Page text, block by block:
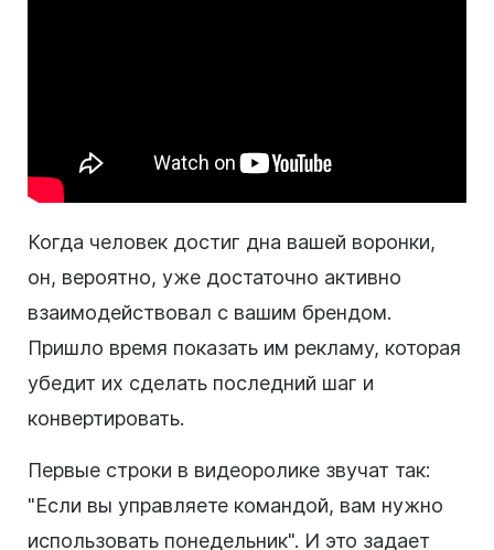
Когда человек достиг дна вашей воронки,
он, вероятно, уже достаточно активно
взаимодействовал с вашим брендом.
Пришло время показать им рекламу, которая
убедит их сделать последний шаг и
конвертировать.
Первые строки в видеоролике звучат так:
"Если вы управляете командой, вам нужно
использовать понедельник". И это задает